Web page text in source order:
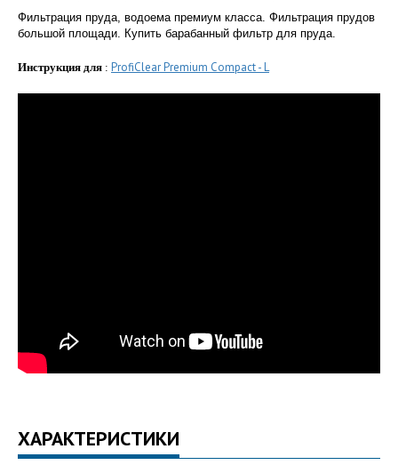
Фильтрация пруда, водоема премиум класса. Фильтрация прудов
большой площади. Купить барабанный фильтр для пруда.
Инструкция для : ProfiClear Premium Compact - L
ХАРАКТЕРИСТИКИ